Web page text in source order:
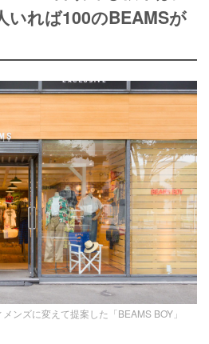
いれば100のBEAMSが
ンズに変えて提案した「BEAMS BOY」